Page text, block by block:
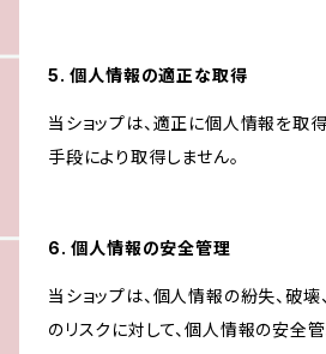
5. 個人情報の適正な取得
当ショップは、適正に個人情報を取
手段により取得しません。
6. 個人情報の安全管理
当ショップは、個人情報の紛失、破
のリスクに対して、個人情報の安全